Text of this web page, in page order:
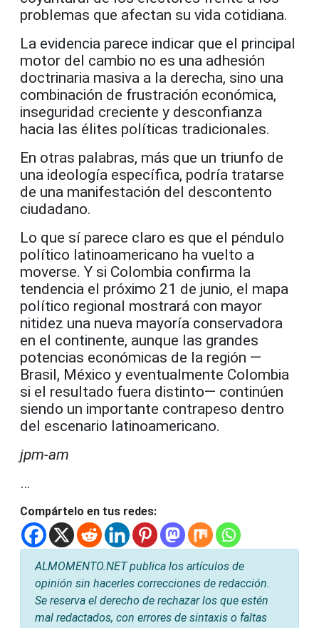
problemas que afectan su vida cotidiana.
La evidencia parece indicar que el principal
motor del cambio no es una adhesión
doctrinaria masiva a la derecha, sino una
combinación de frustración económica,
inseguridad creciente y desconfianza
hacia las élites políticas tradicionales.
En otras palabras, más que un triunfo de
una ideología específica, podría tratarse
de una manifestación del descontento
ciudadano.
Lo que sí parece claro es que el péndulo
político latinoamericano ha vuelto a
moverse. Y si Colombia confirma la
tendencia el próximo 21 de junio, el mapa
político regional mostrará con mayor
nitidez una nueva mayoría conservadora
en el continente, aunque las grandes
potencias económicas de la región —
Brasil, México y eventualmente Colombia
si el resultado fuera distinto— continúen
siendo un importante contrapeso dentro
del escenario latinoamericano.
jpm-am
…
Compártelo en tus redes:
ALMOMENTO.NET publica los artículos de
opinión sin hacerles correcciones de redacción.
Se reserva el derecho de rechazar los que estén
mal redactados, con errores de sintaxis o faltas